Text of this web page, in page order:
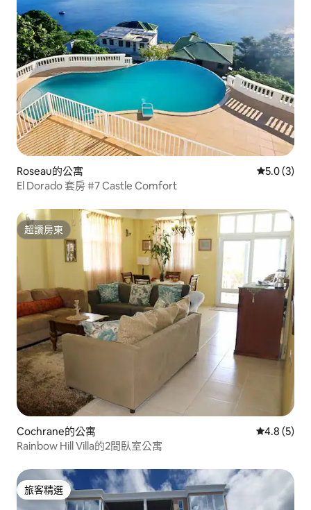
Roseau的公寓 從 3 則評
5.0 (3)
El Dorado 套房 #7 Castle Comfort
超讚房東
超讚房東
Cochrane的公寓 從 5 則評
4.8 (5)
Rainbow Hill Villa的2間臥室公寓
旅客精選
旅客精選